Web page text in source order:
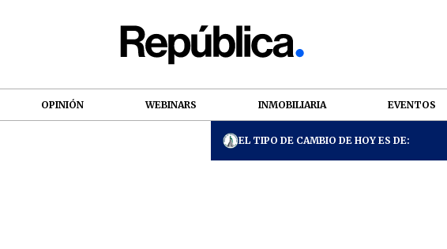
OPINIÓN WEBINARS INMOBILIARIA EVENTOS
EL TIPO DE CAMBIO DE HOY ES DE: